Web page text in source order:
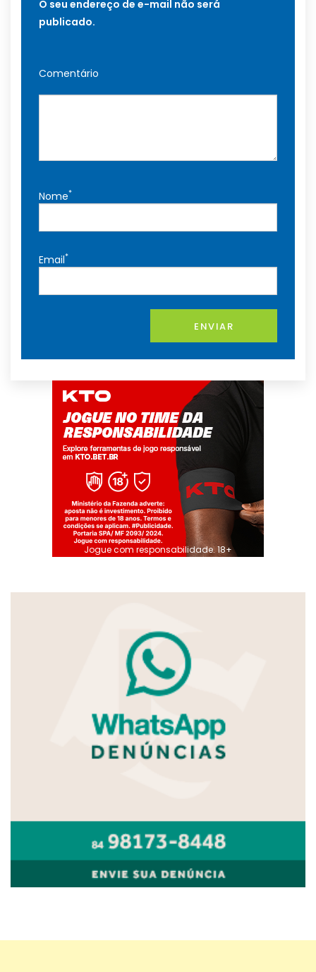
O seu endereço de e-mail não será
publicado.
Comentário
Nome*
Email*
ENVIAR
Jogue com responsabilidade. 18+